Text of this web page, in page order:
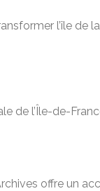
l’île de
de l’Île-de-
offre un